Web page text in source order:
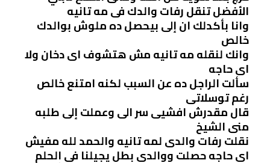
الأفضل تنقل رفات والدك فى مه تانيه
وانا بأكدلك ان إلى بيحصل ده ملوش بوالدك
خالص
وانك لنقله مه تانيه مش هتشوف اى دخان ولا
اى حاجه
سألت الراجل ده عن السبب لكنه امتنع خالص
رغم توسلاتى
قال مقدرش افشيى سر الى وعملت إلى طلبه
منى الشيخ
نقلت رفات والدى لمه تانيه والحمد لله مفيش
اى حاجه حصلت ووالدى بطل يجيلنا فى الحلم